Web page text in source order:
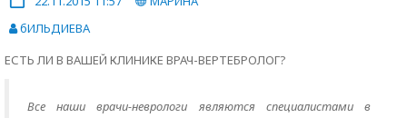
бИЛЬДИЕВА
ЕСТЬ ЛИ В ВАШЕЙ КЛИНИКЕ ВРАЧ-ВЕРТЕБРОЛОГ?
Все наши врачи-неврологи являются специалистами в